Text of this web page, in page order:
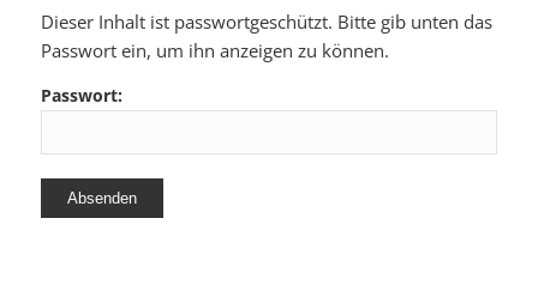
Dieser Inhalt ist passwortgeschützt. Bitte gib unten das
Passwort ein, um ihn anzeigen zu können.
Passwort: